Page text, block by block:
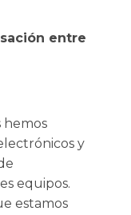
entre
hemos
y
equipos.
estamos